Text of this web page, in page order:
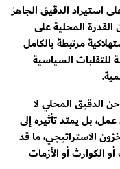
استيراد الدقيق الجاهز
القدرة المحلية على
مرتبطة بالكامل
للتقلبات السياسية
الدقيق المحلي لا
بل يمتد تأثيره إلى
الاستراتيجي، ما قد
الكوارث أو الأزمات